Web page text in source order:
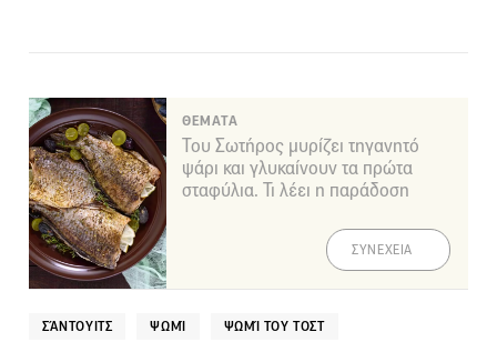
ΘΕΜΑΤΑ
Του Σωτήρος μυρίζει τηγανητό
ψάρι και γλυκαίνουν τα πρώτα
σταφύλια. Τι λέει η παράδοση
ΣΥΝΕΧΕΙΑ
ΣΆΝΤΟΥΙΤΣ ΨΩΜΊ ΨΩΜΊ ΤΟΥ ΤΟΣΤ